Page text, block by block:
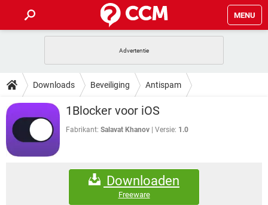
MENU
INSTAGRAM WINDOWS 10
CORONAVIRUS
GRATIS SNAPCHAT
HOW-TO
VIDEOBELLEN
INSTAGRAM
NETFLIX
DOWNLOADS
VIDEOBELLEN GAMES
CORONAVIRUS
SNAPCHAT
FORUM
WINDOWS 10
CORONAVIRUS
GAMES
Downloads Beveiliging Antispam
1Blocker voor iOS
Fabrikant: Salavat Khanov Versie: 1.0
Downloaden
Freeware